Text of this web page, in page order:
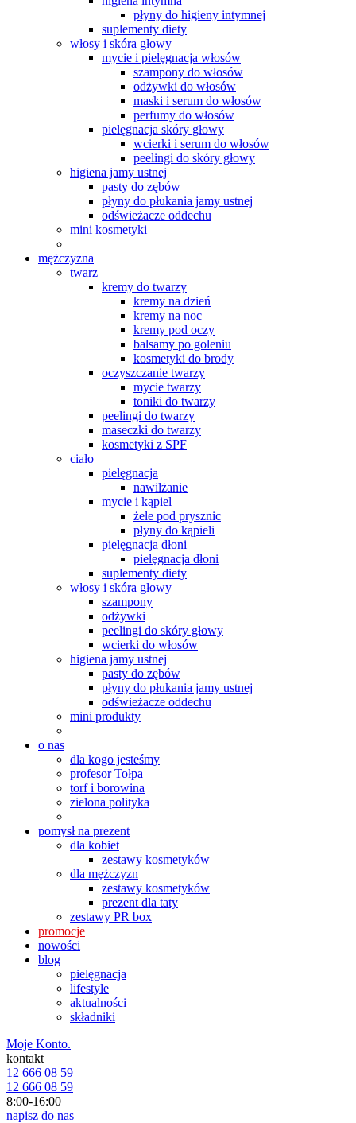
płyny do higieny intymnej
suplementy diety
włosy i skóra głowy
mycie i pielęgnacja włosów
szampony do włosów
odżywki do włosów
maski i serum do włosów
perfumy do włosów
pielęgnacja skóry głowy
wcierki i serum do włosów
peelingi do skóry głowy
higiena jamy ustnej
pasty do zębów
płyny do płukania jamy ustnej
odświeżacze oddechu
mini kosmetyki
mężczyzna
twarz
kremy do twarzy
kremy na dzień
kremy na noc
kremy pod oczy
balsamy po goleniu
kosmetyki do brody
oczyszczanie twarzy
mycie twarzy
toniki do twarzy
peelingi do twarzy
maseczki do twarzy
kosmetyki z SPF
ciało
pielęgnacja
nawilżanie
mycie i kąpiel
żele pod prysznic
płyny do kąpieli
pielęgnacja dłoni
pielęgnacja dłoni
suplementy diety
włosy i skóra głowy
szampony
odżywki
peelingi do skóry głowy
wcierki do włosów
higiena jamy ustnej
pasty do zębów
płyny do płukania jamy ustnej
odświeżacze oddechu
mini produkty
o nas
dla kogo jesteśmy
profesor Tołpa
torf i borowina
zielona polityka
pomysł na prezent
dla kobiet
zestawy kosmetyków
dla mężczyzn
zestawy kosmetyków
prezent dla taty
zestawy PR box
promocje
nowości
blog
pielęgnacja
lifestyle
aktualności
składniki
Moje Konto.
kontakt
12 666 08 59
12 666 08 59
8:00-16:00
napisz do nas